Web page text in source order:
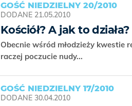
GOŚĆ NIEDZIELNY 20/2010
DODANE 21.05.2010
Kościół? A jak to
Obecnie wśród młodzieży kwestie
raczej poczucie nudy...
GOŚĆ NIEDZIELNY 17/2010
DODANE 30.04.2010